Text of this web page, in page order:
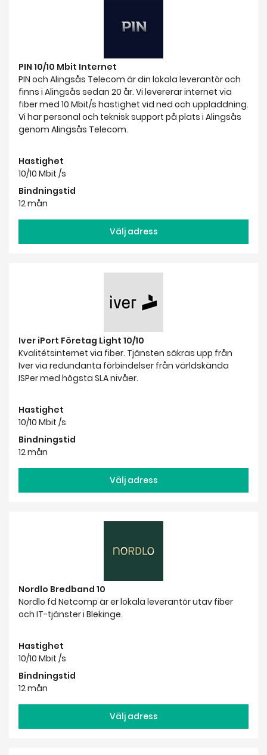
PIN 10/10 Mbit Internet
PIN och Alingsås Telecom är din lokala leverantör och
finns i Alingsås sedan 20 år. Vi levererar internet via
fiber med 10 Mbit/s hastighet vid ned och uppladdning.
Vi har personal och teknisk support på plats i Alingsås
genom Alingsås Telecom.
Hastighet
10/10 Mbit /s
Bindningstid
12 mån
Välj adress
Iver iPort Företag Light 10/10
Kvalitétsinternet via fiber. Tjänsten säkras upp från
Iver via redundanta förbindelser från världskända
ISPer med högsta SLA nivåer.
Hastighet
10/10 Mbit /s
Bindningstid
12 mån
Välj adress
Nordlo Bredband 10
Nordlo fd Netcomp är er lokala leverantör utav fiber
och IT-tjänster i Blekinge.
Hastighet
10/10 Mbit /s
Bindningstid
12 mån
Välj adress